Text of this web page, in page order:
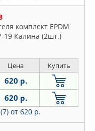
комплект EPDM
19 Калина (2шт.)
Цена Купить
620 р.
620 р.
от 620 р.